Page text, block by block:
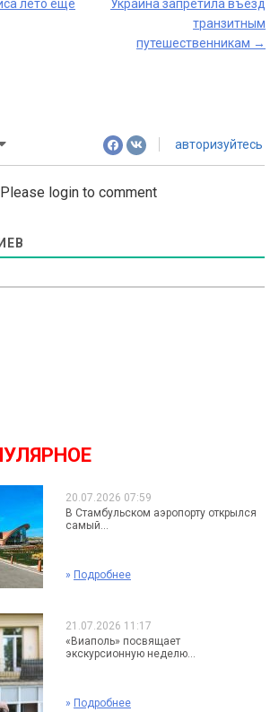
лето еще
Украина запретила въезд
транзитным
путешественникам →
авторизуйтесь
Please login to comment
20.07.2026 07:59
В Стамбульском аэропорту открылся
самый...
» Подробнее
21.07.2026 11:17
«Виаполь» посвящает
экскурсионную неделю...
» Подробнее